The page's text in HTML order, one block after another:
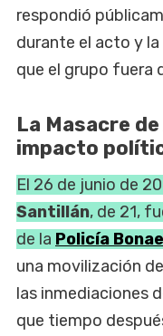
respondió
durante el acto y
que el grupo fuera
La Masacre
impacto
El 26 de junio de
Santillán, de 21,
de la Policía
una movilización
las inmediaciones
que tiempo